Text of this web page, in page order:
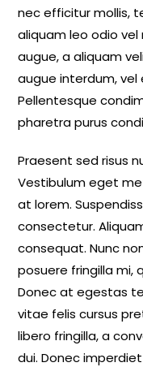
nec efficitur mollis,
aliquam leo odio
augue, a aliquam
augue interdum,
Pellentesque
pharetra purus
Praesent sed risus
Vestibulum eget
at lorem.
consectetur.
consequat. Nunc
posuere fringilla mi,
Donec at egestas
vitae felis cursus
libero fringilla, a
dui. Donec